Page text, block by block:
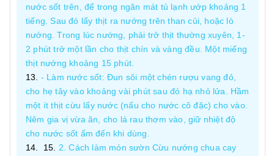
nước sốt trên, để trong ngăn mát tủ lạnh ướp khoảng 1
tiếng. Sau đó lấy thịt ra nướng trên than củi, hoặc lò
nướng. Trong lúc nướng, phải trở thịt thường xuyên, 1-
2 phút trở một lần cho thịt chín và vàng đều. Một miếng
thịt nướng khoảng 15 phút.
- Làm nước sốt: Đun sôi một chén rượu vang đỏ,
cho hẹ tây vào khoảng vài phút sau đó hạ nhỏ lửa. Hầm
một ít thịt cừu lấy nước (nấu cho nước cô đặc) cho vào.
Nêm gia vị vừa ăn, cho lá rau thơm vào, giữ nhiệt độ
cho nước sốt ấm đến khi dùng.
2. Cách làm món sườn Cừu nướng chua cay